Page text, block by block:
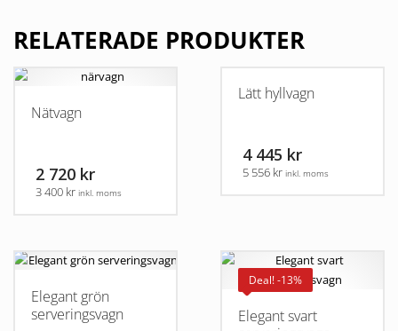
RELATERADE PRODUKTER
Nätvagn
2 720 kr
3 400 kr inkl. moms
Lätt hyllvagn
4 445 kr
5 556 kr inkl. moms
Elegant grön
serveringsvagn
Deal! -13%
Elegant svart